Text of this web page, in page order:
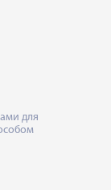
для